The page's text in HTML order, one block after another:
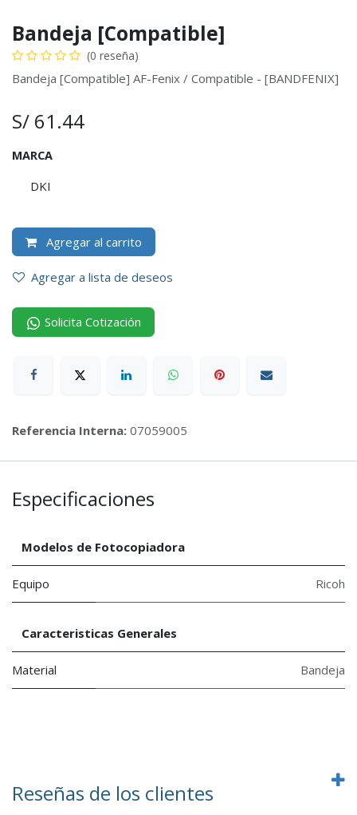
Bandeja [Compatible]
(0 reseña)
Bandeja [Compatible] AF-Fenix / Compatible - [BANDFENIX]
S/ 61.44
MARCA
DKI
Agregar al carrito
Agregar a lista de deseos
Solicita Cotización
Referencia Interna: 07059005
Especificaciones
Modelos de Fotocopiadora
Equipo Ricoh
Caracteristicas Generales
Material Bandeja
Reseñas de los clientes